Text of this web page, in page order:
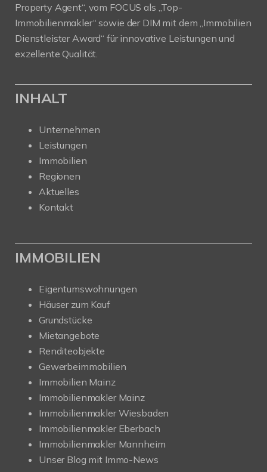
Property Agent“, vom FOCUS als „Top-
Immobilienmakler“ sowie der DIM mit dem „Immobilien
Dienstleister Award“ für innovative Leistungen und
exzellente Qualität.
INHALT
Unternehmen
Leistungen
Immobilien
Regionen
Aktuelles
Kontakt
IMMOBILIEN
Eigentumswohnungen
Häuser zum Kauf
Grundstücke
Mietangebote
Renditeobjekte
Gewerbeimmobilien
Immobilien Mainz
Immobilienmakler Mainz
Immobilienmakler Wiesbaden
Immobilienmakler Eberbach
Immobilienmakler Mannheim
Unser Blog mit Immo-News